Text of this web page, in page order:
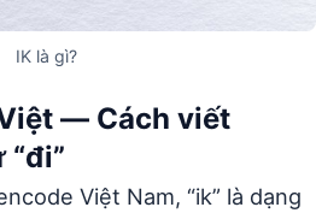
IK là gì?
— Cách viết
Việt Nam, “ik” là dạng